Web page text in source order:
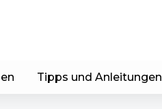
Tipps und Anleitungen